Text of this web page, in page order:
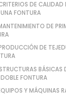
DE CALIDAD
FONTURA
DE
DE
BÁSICAS
FONTURA
Y MÁQUINAS